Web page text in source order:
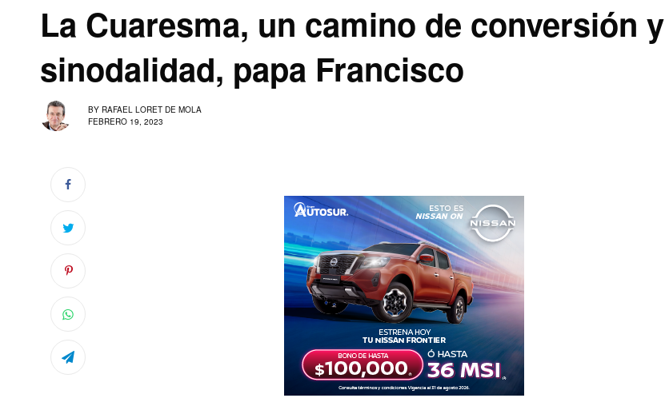
La Cuaresma, un camino de conversión y
sinodalidad, papa Francisco
BY RAFAEL LORET DE MOLA
FEBRERO 19, 2023